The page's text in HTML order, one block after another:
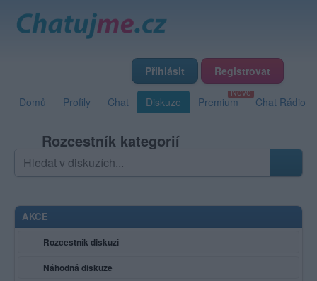
Přihlásit Registrovat
Domů Profily Chat Diskuze Premium Chat Rádio
Rozcestník kategorií
Hledat v diskuzích
AKCE
Rozcestník diskuzí
Náhodná diskuze